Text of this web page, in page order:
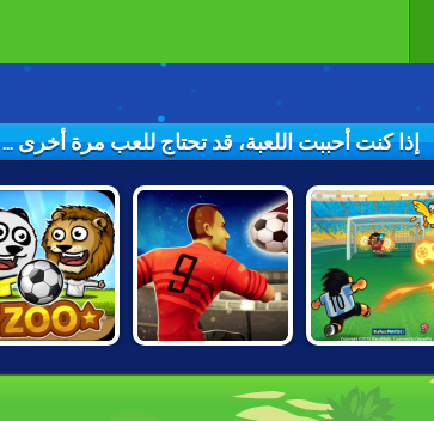
إذا كنت أحببت اللعبة، قد تحتاج للعب مرة أخرى ...
FOOT CHINKO